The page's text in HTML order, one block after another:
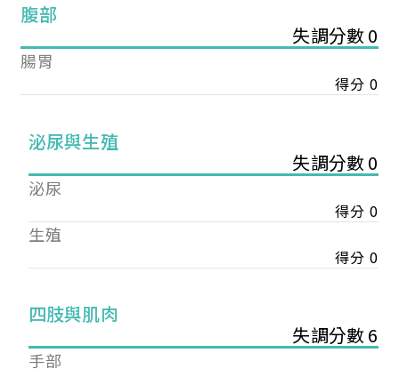
腹部
失調分數 0
腸胃
得分 0
泌尿與生殖
失調分數 0
泌尿
得分 0
生殖
得分 0
四肢與肌肉
失調分數 6
手部
您已成功送出會員申請
您好，您的會員申請，已成功送出，經本協會理事